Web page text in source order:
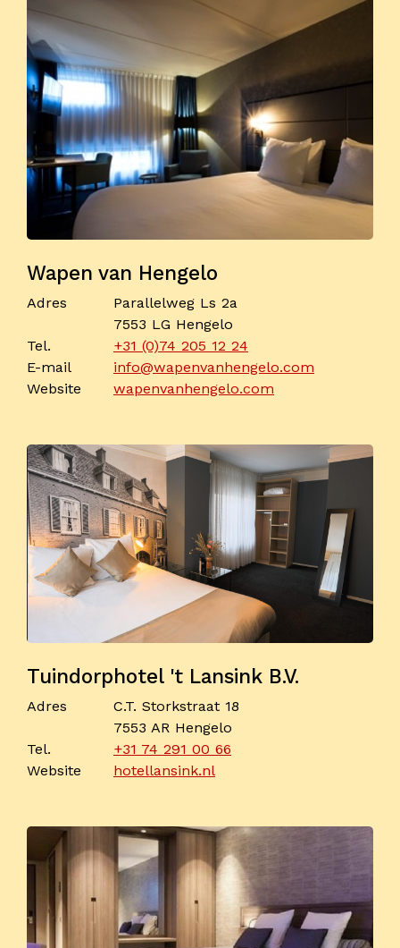
Wapen van Hengelo
Adres
Parallelweg Ls 2a
7553 LG Hengelo
Tel.
+31 (0)74 205 12 24
E-mail
info@wapenvanhengelo.com
Website
wapenvanhengelo.com
Tuindorphotel 't Lansink B.V.
Adres
C.T. Storkstraat 18
7553 AR Hengelo
Tel.
+31 74 291 00 66
Website
hotellansink.nl